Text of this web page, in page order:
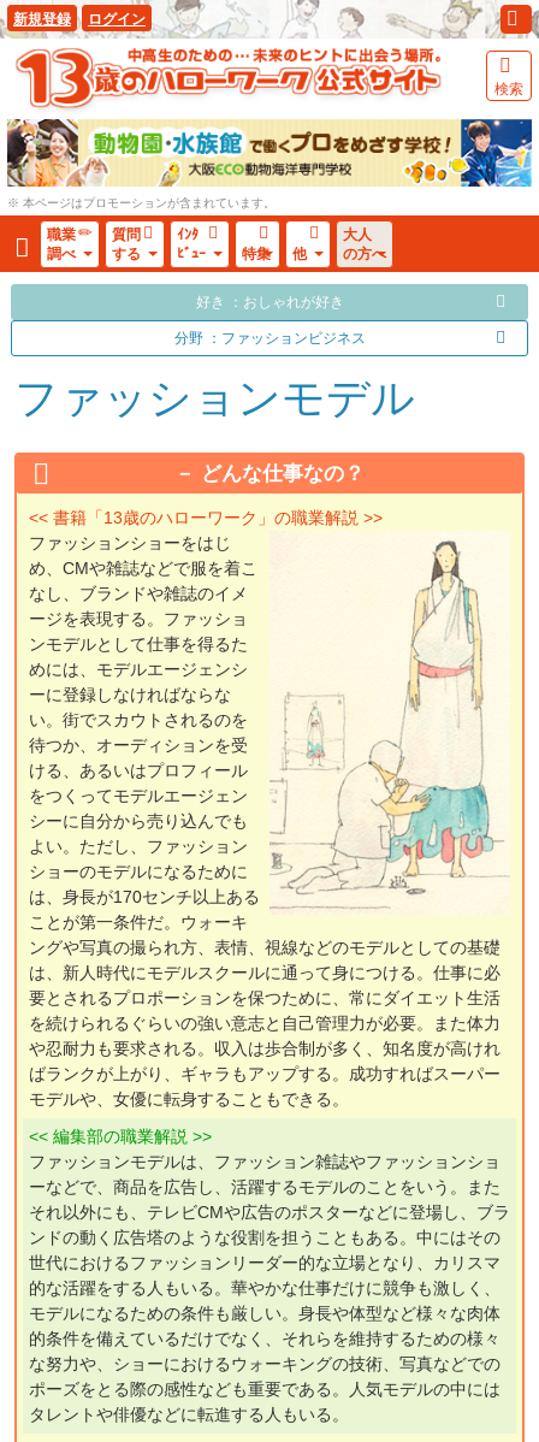
新規登録 ログイン
検索
※ 本ページはプロモーションが含まれています。
職業
調べ
質問
する
ｲﾝﾀ
ﾋﾞｭｰ
特集 他
大人
の方へ
好き ：おしゃれが好き
分野 ：ファッションビジネス
ファッションモデル
どんな仕事なの？
<< 書籍「13歳のハローワーク」の職業解説 >>
ファッションショーをはじ
め、CMや雑誌などで服を着こ
なし、ブランドや雑誌のイメ
ージを表現する。ファッショ
ンモデルとして仕事を得るた
めには、モデルエージェンシ
ーに登録しなければならな
い。街でスカウトされるのを
待つか、オーディションを受
ける、あるいはプロフィール
をつくってモデルエージェン
シーに自分から売り込んでも
よい。ただし、ファッション
ショーのモデルになるために
は、身長が170センチ以上ある
ことが第一条件だ。ウォーキ
ングや写真の撮られ方、表情、視線などのモデルとしての基礎
は、新人時代にモデルスクールに通って身につける。仕事に必
要とされるプロポーションを保つために、常にダイエット生活
を続けられるぐらいの強い意志と自己管理力が必要。また体力
や忍耐力も要求される。収入は歩合制が多く、知名度が高けれ
ばランクが上がり、ギャラもアップする。成功すればスーパー
モデルや、女優に転身することもできる。
<< 編集部の職業解説 >>
ファッションモデルは、ファッション雑誌やファッションショ
ーなどで、商品を広告し、活躍するモデルのことをいう。また
それ以外にも、テレビCMや広告のポスターなどに登場し、ブラ
ンドの動く広告塔のような役割を担うこともある。中にはその
世代におけるファッションリーダー的な立場となり、カリスマ
的な活躍をする人もいる。華やかな仕事だけに競争も激しく、
モデルになるための条件も厳しい。身長や体型など様々な肉体
的条件を備えているだけでなく、それらを維持するための様々
な努力や、ショーにおけるウォーキングの技術、写真などでの
ポーズをとる際の感性なども重要である。人気モデルの中には
タレントや俳優などに転進する人もいる。